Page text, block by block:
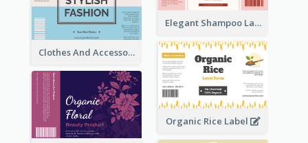
Elegant Shampoo Label
Clothes And Accessories Label
Organic Rice Label